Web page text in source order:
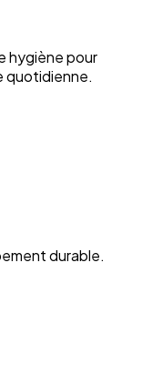
le terrain.
initiative.
local.